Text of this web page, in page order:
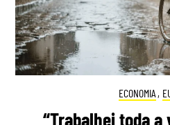
ECONOMIA ,
“Trabalhei toda a